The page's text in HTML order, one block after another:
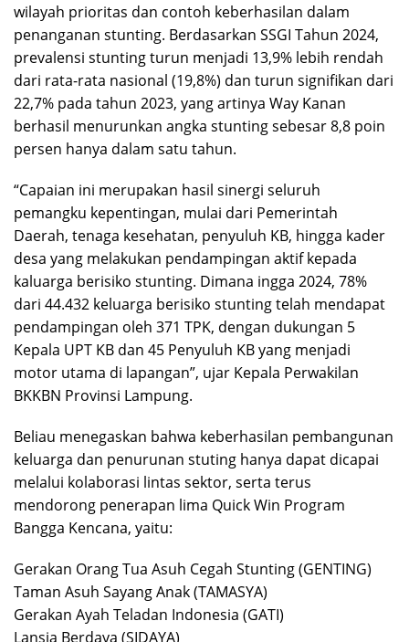
wilayah prioritas dan contoh keberhasilan dalam
penanganan stunting. Berdasarkan SSGI Tahun 2024,
prevalensi stunting turun menjadi 13,9% lebih rendah
dari rata-rata nasional (19,8%) dan turun signifikan dari
22,7% pada tahun 2023, yang artinya Way Kanan
berhasil menurunkan angka stunting sebesar 8,8 poin
persen hanya dalam satu tahun.
“Capaian ini merupakan hasil sinergi seluruh
pemangku kepentingan, mulai dari Pemerintah
Daerah, tenaga kesehatan, penyuluh KB, hingga kader
desa yang melakukan pendampingan aktif kepada
kaluarga berisiko stunting. Dimana ingga 2024, 78%
dari 44.432 keluarga berisiko stunting telah mendapat
pendampingan oleh 371 TPK, dengan dukungan 5
Kepala UPT KB dan 45 Penyuluh KB yang menjadi
motor utama di lapangan”, ujar Kepala Perwakilan
BKKBN Provinsi Lampung.
Beliau menegaskan bahwa keberhasilan pembangunan
keluarga dan penurunan stuting hanya dapat dicapai
melalui kolaborasi lintas sektor, serta terus
mendorong penerapan lima Quick Win Program
Bangga Kencana, yaitu:
Gerakan Orang Tua Asuh Cegah Stunting (GENTING)
Taman Asuh Sayang Anak (TAMASYA)
Gerakan Ayah Teladan Indonesia (GATI)
Lansia Berdaya (SIDAYA)